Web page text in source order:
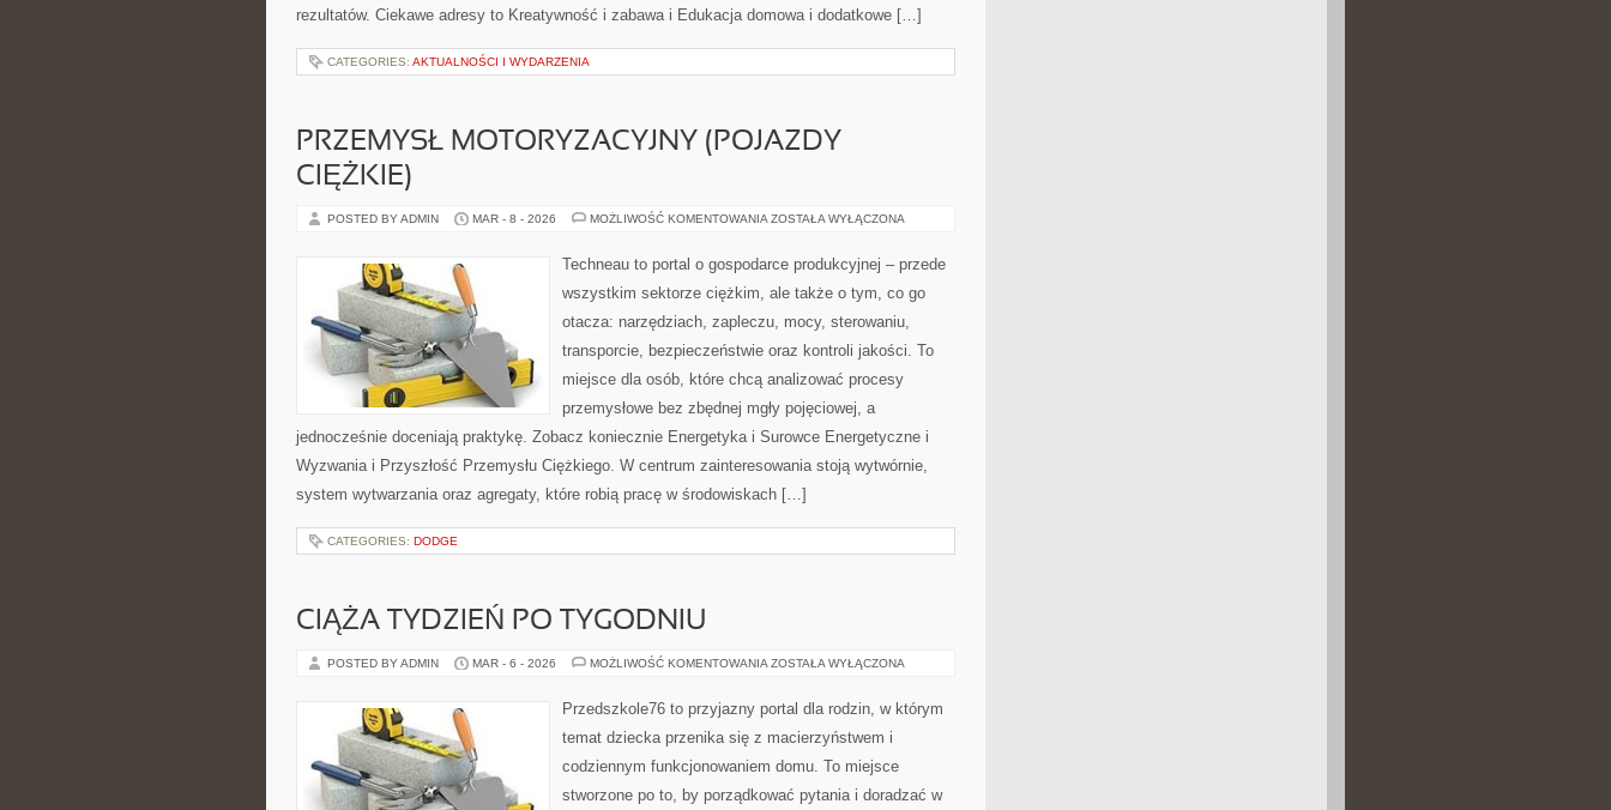
rezultatów. Ciekawe adresy to Kreatywność i zabawa i Edukacja domowa i dodatkowe […]
CATEGORIES: AKTUALNOŚCI I WYDARZENIA
PRZEMYSŁ MOTORYZACYJNY (POJAZDY
CIĘŻKIE)
POSTED BY ADMIN MAR - 8 - 2026 MOŻLIWOŚĆ KOMENTOWANIA PRZEMYSŁ
ZOSTAŁA WYŁĄCZONA
Techneau to portal o gospodarce produkcyjnej – przede
wszystkim sektorze ciężkim, ale także o tym, co go
otacza: narzędziach, zapleczu, mocy, sterowaniu,
transporcie, bezpieczeństwie oraz kontroli jakości. To
miejsce dla osób, które chcą analizować procesy
przemysłowe bez zbędnej mgły pojęciowej, a
jednocześnie doceniają praktykę. Zobacz koniecznie Energetyka i Surowce Energetyczne i
Wyzwania i Przyszłość Przemysłu Ciężkiego. W centrum zainteresowania stoją wytwórnie,
system wytwarzania oraz agregaty, które robią pracę w środowiskach […]
CATEGORIES: DODGE
CIĄŻA TYDZIEŃ PO TYGODNIU
POSTED BY ADMIN MAR - 6 - 2026 MOŻLIWOŚĆ KOMENTOWANIA CIĄŻA
TYGODNIU
ZOSTAŁA WYŁĄCZONA
Przedszkole76 to przyjazny portal dla rodzin, w którym
temat dziecka przenika się z macierzyństwem i
codziennym funkcjonowaniem domu. To miejsce
stworzone po to, by porządkować pytania i doradzać w